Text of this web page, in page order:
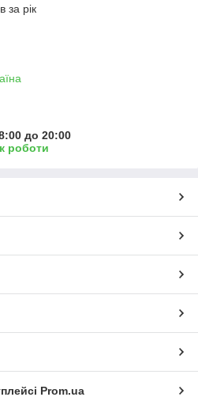
за рік
до 20:00
роботи
Prom.ua